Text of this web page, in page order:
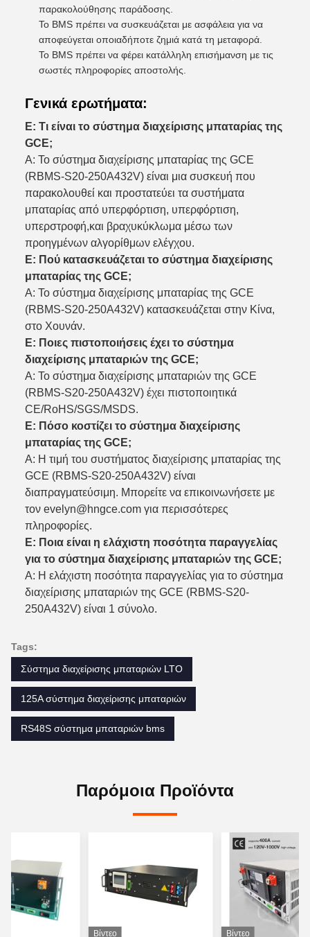
παρακολούθησης παράδοσης.
Το BMS πρέπει να συσκευάζεται με ασφάλεια για να
αποφεύγεται οποιαδήποτε ζημιά κατά τη μεταφορά.
Το BMS πρέπει να φέρει κατάλληλη επισήμανση με τις
σωστές πληροφορίες αποστολής.
Γενικά ερωτήματα:
Ε: Τι είναι το σύστημα διαχείρισης μπαταρίας της
GCE;
Α: Το σύστημα διαχείρισης μπαταρίας της GCE
(RBMS-S20-250A432V) είναι μια συσκευή που
παρακολουθεί και προστατεύει τα συστήματα
μπαταρίας από υπερφόρτιση, υπερφόρτιση,
υπερστροφή,και βραχυκύκλωμα μέσω των
προηγμένων αλγορίθμων ελέγχου.
Ε: Πού κατασκευάζεται το σύστημα διαχείρισης
μπαταρίας της GCE;
Α: Το σύστημα διαχείρισης μπαταρίας της GCE
(RBMS-S20-250A432V) κατασκευάζεται στην Κίνα,
στο Χουνάν.
Ε: Ποιες πιστοποιήσεις έχει το σύστημα
διαχείρισης μπαταριών της GCE;
Α: Το σύστημα διαχείρισης μπαταριών της GCE
(RBMS-S20-250A432V) έχει πιστοποιητικά
CE/RoHS/SGS/MSDS.
Ε: Πόσο κοστίζει το σύστημα διαχείρισης
μπαταρίας της GCE;
Α: Η τιμή του συστήματος διαχείρισης μπαταρίας της
GCE (RBMS-S20-250A432V) είναι
διαπραγματεύσιμη. Μπορείτε να επικοινωνήσετε με
τον evelyn@hngce.com για περισσότερες
πληροφορίες.
Ε: Ποια είναι η ελάχιστη ποσότητα παραγγελίας
για το σύστημα διαχείρισης μπαταριών της GCE;
Α: Η ελάχιστη ποσότητα παραγγελίας για το σύστημα
διαχείρισης μπαταριών της GCE (RBMS-S20-
250A432V) είναι 1 σύνολο.
Tags:
Σύστημα διαχείρισης μπαταριών LTO
125A σύστημα διαχείρισης μπαταριών
RS48S σύστημα μπαταριών bms
Παρόμοια Προϊόντα
Βίντεο Βίντεο